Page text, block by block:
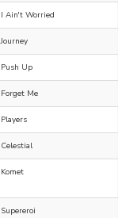
I Ain't Worried
Journey
Push Up
Forget Me
Players
Celestial
Komet
Supereroi